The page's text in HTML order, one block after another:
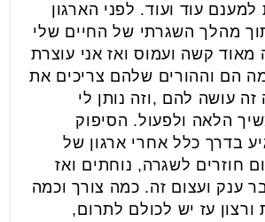
למענם עוד ועוד. לפני הארגון
מהלך השגרתי של החיים שלי
מאוד קשה ועמוס ואז אני עוצרת
הם וההורים שלהם צריכים את
עושה להם ,וזה נותן לי
הלאה ולפעול. הסיפוק
בדרך כלל אחרי ארגון של
חוזרים לשגרה, נוחתים ואז
ענק ועצום זה. כמה צורך וכמה
ורצון עז יש לכולם לתרום,